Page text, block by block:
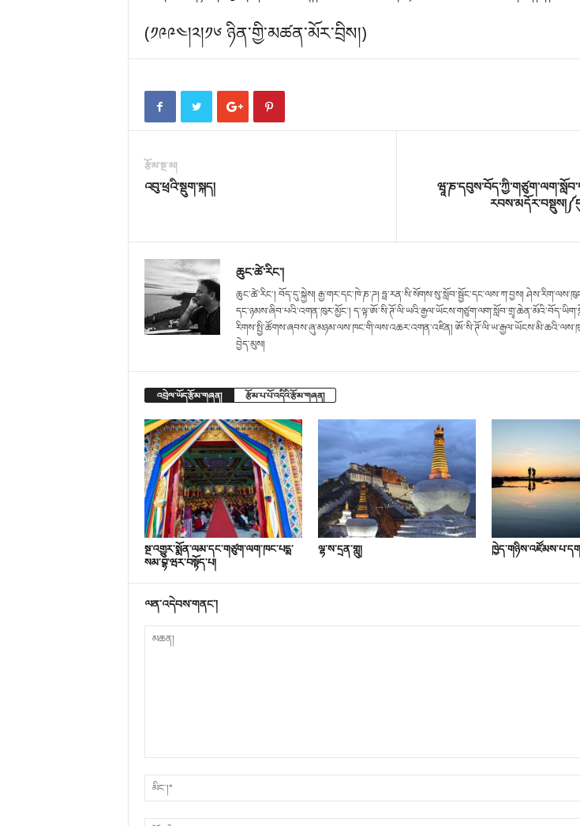
(༡༩༩༤།༢།༡༦ ཉིན་གྱི་མཚན་མོར་བྲིས།)
རྩོམ་སྔ་མ།
འབུ་ཕྲའི་སྡུག་སྐད།
ཆུང་ཚེ་རིང་།
ཆུང་ཚེ་རིང་། བོད་དུ་སྐྱེས། རྒྱ་གར་དང་ཁེ་ཎ་ཌ། ཧྥ་རན་སི་སོགས་སུ་སློབ་སྦྱོང་དང་ལས་ཀ་བྱས།
དང་ཉམས་ཞིབ་པའི་འགན་ཁུར་མྱོང་།
རིགས་སྤྱི་ཚོགས་ཞབས་ཞུ་མཉམ་ལས་ཁང་གི་ལས་འཆར་འགན་འཛིན།
བྱེད་མུས།
འབྲེལ་ཡོད་རྩོམ་གཞན། རྩོམ་པ་པོ་འདིའི་རྩོམ་གཞན།
སྔ་འགྱུར་སྨོན་ལམ་དང་གཙུག་ལག་ཁང་པདྨ་
སམ་བྷ་ཝར་བསྟོད་པ།
ལྷ་ས་དྲན་གླུ།
ལན་འདེབས་གནང་།